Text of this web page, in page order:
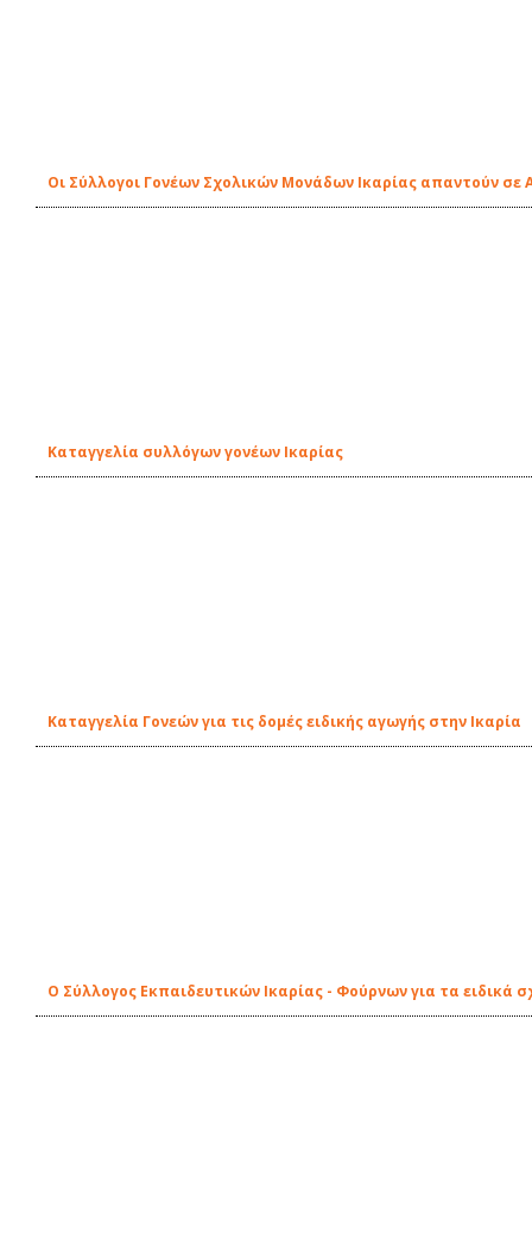
Οι Σύλλογοι Γονέων Σχολικών Μονάδων Ικαρίας απαντούν
Καταγγελία συλλόγων γονέων Ικαρίας
Καταγγελία Γονεών για τις δομές ειδικής αγωγής στην Ικαρία
Ο Σύλλογος Εκπαιδευτικών Ικαρίας - Φούρνων για τα ειδικά